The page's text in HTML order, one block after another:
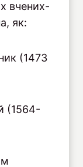
вчених-
як:
(1473
(1564-